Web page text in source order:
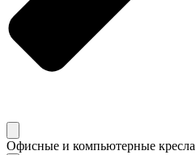
Офисные и компьютерные кресла